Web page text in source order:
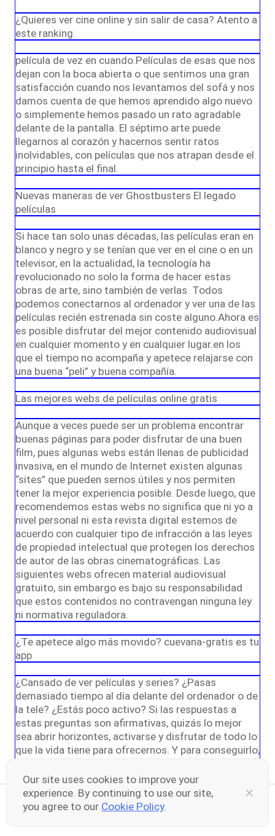
¿Quieres ver cine online y sin salir de casa? Atento a
este ranking.
película de vez en cuando.Películas de esas que nos
dejan con la boca abierta o que sentimos una gran
satisfacción cuando nos levantamos del sofá y nos
damos cuenta de que hemos aprendido algo nuevo
o simplemente hemos pasado un rato agradable
delante de la pantalla. El séptimo arte puede
llegarnos al corazón y hacernos sentir ratos
inolvidables, con películas que nos atrapan desde el
principio hasta el final.
Nuevas maneras de ver Ghostbusters El legado
películas
Si hace tan solo unas décadas, las películas eran en
blanco y negro y se tenían que ver en el cine o en un
televisor, en la actualidad, la tecnología ha
revolucionado no solo la forma de hacer estas
obras de arte, sino también de verlas. Todos
podemos conectarnos al ordenador y ver una de las
películas recién estrenada sin coste alguno.Ahora es
es posible disfrutar del mejor contenido audiovisual
en cualquier momento y en cualquier lugar.en los
que el tiempo no acompaña y apetece relajarse con
una buena “peli” y buena compañía.
Las mejores webs de películas online gratis
Aunque a veces puede ser un problema encontrar
buenas páginas para poder disfrutar de una buen
film, pues algunas webs están llenas de publicidad
invasiva, en el mundo de Internet existen algunas
“sites” que pueden sernos útiles y nos permiten
tener la mejor experiencia posible. Desde luego, que
recomendemos estas webs no significa que ni yo a
nivel personal ni esta revista digital estemos de
acuerdo con cualquier tipo de infracción a las leyes
de propiedad intelectual que protegen los derechos
de autor de las obras cinematográficas. Las
siguientes webs ofrecen material audiovisual
gratuito, sin embargo es bajo su responsabilidad
que estos contenidos no contravengan ninguna ley
ni normativa reguladora.
¿Te apetece algo más movido? cuevana-gratis es tu
app
¿Cansado de ver películas y series? ¿Pasas
demasiado tiempo al día delante del ordenador o de
la tele? ¿Estás poco activo? Si las respuestas a
estas preguntas son afirmativas, quizás lo mejor
sea abrir horizontes, activarse y disfrutar de todo lo
que la vida tiene para ofrecernos. Y para conseguirlo,
mejor aliado.
cuevana-gratis es una app para absolutamente todo
Share your thoughts here
Our site uses cookies to improve your
experience. By continuing to use our site,
you agree to our Cookie Policy.